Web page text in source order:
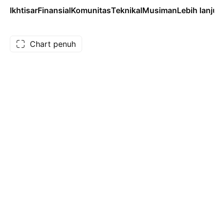
IkhtisarFinansialKomunitasTeknikalMusimanLebih
Chart penuh